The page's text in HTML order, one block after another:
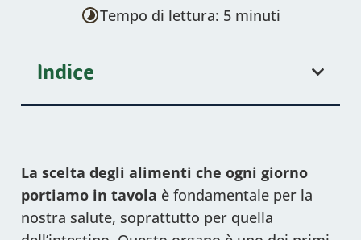
Tempo di lettura: 5 minuti
Indice
La scelta degli alimenti che ogni giorno
portiamo in tavola è fondamentale per la
nostra salute, soprattutto per quella